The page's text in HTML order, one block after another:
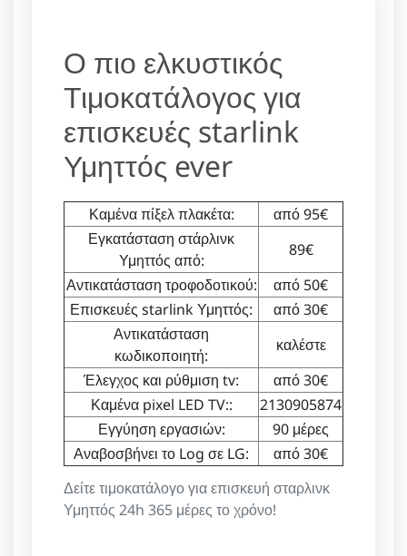
Ο πιο ελκυστικός
Τιμοκατάλογος για
επισκευές starlink
Υμηττός ever
Δείτε τιμοκατάλογο για επισκευή σταρλινκ
Υμηττός 24h 365 μέρες το χρόνο!
Καμένα πίξελ πλακέτα:
από 95€
Εγκατάσταση στάρλινκ
Υμηττός από:
89€
Αντικατάσταση τροφοδοτικού:
από 50€
Επισκευές starlink Υμηττός:
από 30€
Αντικατάσταση
κωδικοποιητή:
καλέστε
Έλεγχος και ρύθμιση tv:
από 30€
Καμένα pixel LED TV::
2130905874
Εγγύηση εργασιών:
90 μέρες
Αναβοσβήνει το Log σε LG:
από 30€